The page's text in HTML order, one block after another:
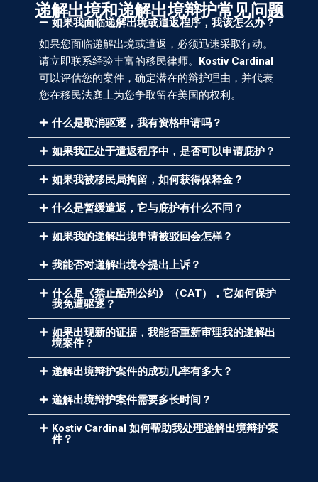
递解出境和递解出境辩护常见问题
如果我面临递解出境或遣返程序，我该怎么办？
如果您面临递解出境或遣返，必须迅速采取行动。
请立即联系经验丰富的移民律师。 Kostiv Cardinal
可以评估您的案件，确定潜在的辩护理由，并代表
您在移民法庭上为您争取留在美国的权利。
什么是取消驱逐，我有资格申请吗？
如果我正处于遣返程序中，是否可以申请庇护？
如果我被移民局拘留，如何获得保释金？
什么是暂缓遣返，它与庇护有什么不同？
如果我的递解出境申请被驳回会怎样？
我能否对递解出境令提出上诉？
什么是《禁止酷刑公约》（CAT），它如何保护
我免遭驱逐？
如果出现新的证据，我能否重新审理我的递解出
境案件？
递解出境辩护案件的成功几率有多大？
递解出境辩护案件需要多长时间？
Kostiv Cardinal 如何帮助我处理递解出境辩护案
件？